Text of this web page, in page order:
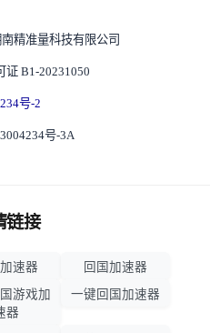
精准量科技有限公司
证 B1-20231050
号-2
号-3A
链接
速器
回国加速器
游戏加
器
一键回国加速器